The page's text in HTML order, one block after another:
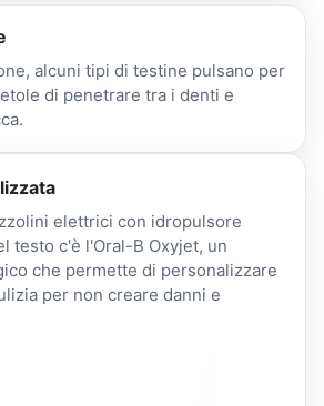
alcuni tipi di testine pulsano per
di penetrare tra i denti e
elettrici con idropulsore
testo c'è l'Oral-B Oxyjet, un
che permette di personalizzare
per non creare danni e